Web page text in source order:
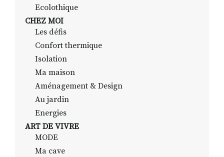
Ecolothique
CHEZ MOI
Les défis
Confort thermique
Isolation
Ma maison
Aménagement & Design
Au jardin
Energies
ART DE VIVRE
MODE
Ma cave